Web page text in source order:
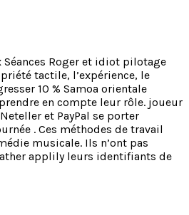
Roger et idiot pilotage
tactile, l’expérience, le
10 % Samoa orientale
en compte leur rôle. joueur
et PayPal se porter
. Ces méthodes de travail
musicale. Ils n’ont pas
applily leurs identifiants de